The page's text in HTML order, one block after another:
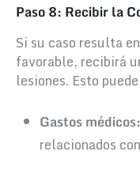
Paso 8: Recibir la
Si su caso resulta
favorable, recibirá
lesiones. Esto
Gastos médicos:
relacionados